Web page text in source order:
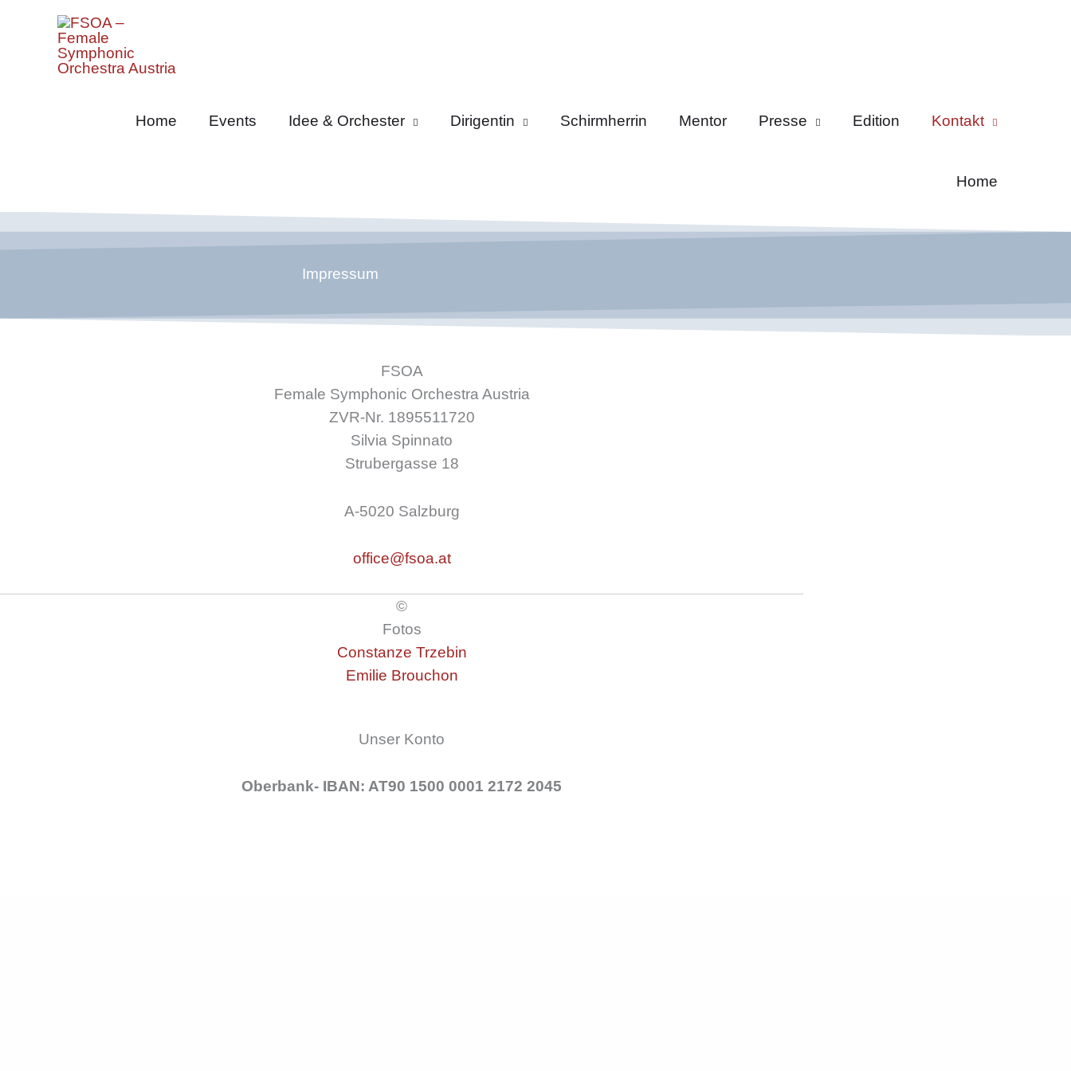
springen
Home Events Idee & Orchester Dirigentin Schirmherrin Mentor Presse Edition Kontakt
Home
Impressum
FSOA
Female Symphonic Orchestra Austria
ZVR-Nr. 1895511720
Silvia Spinnato
Strubergasse 18
A-5020 Salzburg
office@fsoa.at
©
Fotos
Constanze Trzebin
Emilie Brouchon
Unser Konto
Oberbank- IBAN: AT90 1500 0001 2172 2045